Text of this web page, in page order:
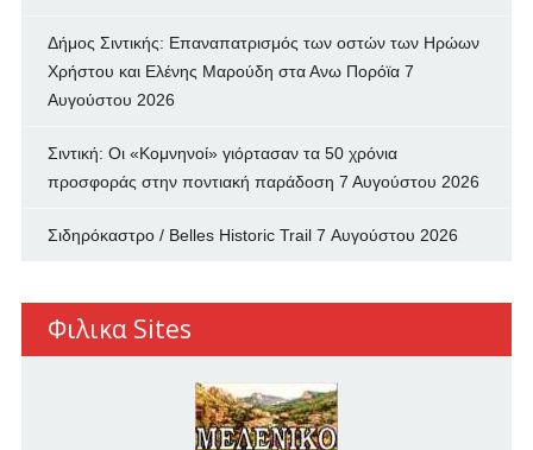
Δήμος Σιντικής: Επαναπατρισμός των oστών των Ηρώων
Χρήστου και Ελένης Μαρούδη στα Ανω Πορόϊα 7
Αυγούστου 2026
Σιντική: Οι «Κομνηνοί» γιόρτασαν τα 50 χρόνια
προσφοράς στην ποντιακή παράδοση 7 Αυγούστου 2026
Σιδηρόκαστρο / Belles Historic Trail 7 Αυγούστου 2026
Φιλικα Sites